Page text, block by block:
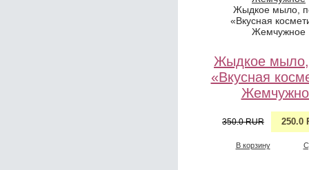
Жыдкое мыло,
«Вкусная
Жемчужное
Жыдкое
«Вкусная
350.0 RUR 250.0
В корзину